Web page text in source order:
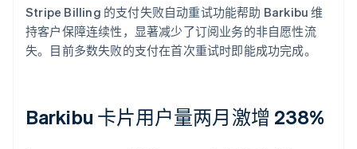
Stripe Billing 的支付失败自动重试功能帮助 Barkibu 维
持客户保障连续性，显著减少了订阅业务的非自愿性流
失。目前多数失败的支付在首次重试时即能成功完成。
Barkibu 卡片用户量两月激增 238%